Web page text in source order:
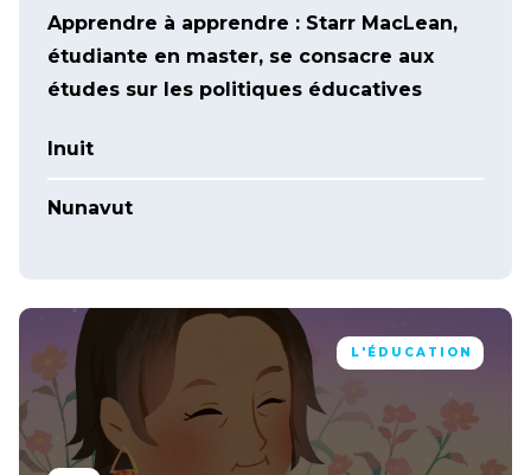
Apprendre à apprendre : Starr MacLean,
étudiante en master, se consacre aux
études sur les politiques éducatives
Inuit
Nunavut
L'ÉDUCATION